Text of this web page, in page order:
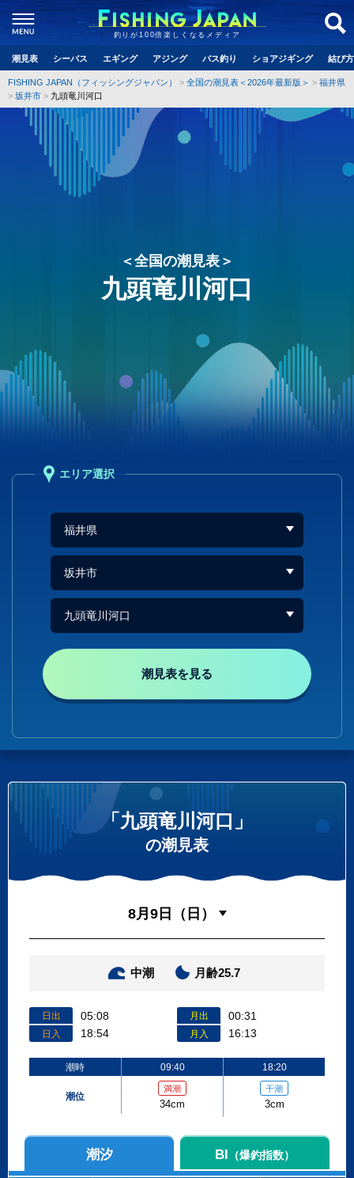
釣りが100倍楽しくなるメディア
潮見表 シーバス エギング アジング バス釣り ショアジギング 結び
FISHING JAPAN（フィッシングジャパン） 全国の潮見表＜2026年最新版＞
福井県
坂井市
九頭竜川河口
＜全国の潮見表＞
九頭竜川河口
エリア選択
潮見表を見る
「九頭竜川河口」
の潮見表
中潮 月齢25.7
日出 05:08
日入 18:54
月出 00:31
月入 16:13
潮時
潮位
09:40
満潮
34cm
18:20
干潮
3cm
潮汐 BI （爆釣指数）